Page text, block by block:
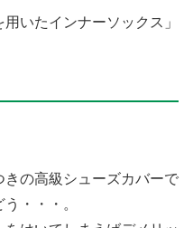
いたインナーソックス」
の高級シューズカバーで
・・・。